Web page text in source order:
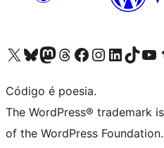
Visite a nossa conta X (antigo Twitter)
Visit our Bluesky account
Visit our Mastodon account
Visit our Threads account
Visite a nossa página do Facebook
Visite a nossa conta no
Visite a nossa conta no
Visit our TikTok
Visit our
Código é poesia.
The WordPress® trademark
of the WordPress Foundation.